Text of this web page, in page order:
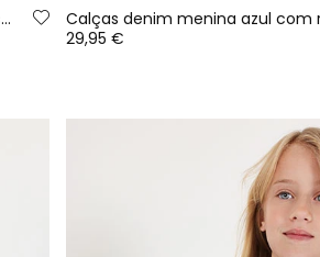
Camiseta de malha menina amarela com lantejoulas smiley
29,95 €